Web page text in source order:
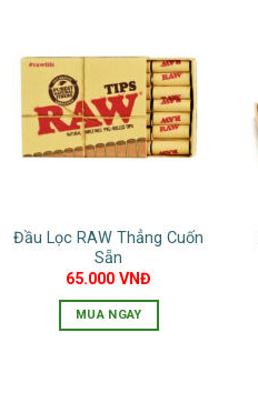
Đầu Lọc RAW Thẳng Cuốn
Sẵn
65.000VNĐ
MUA NGAY